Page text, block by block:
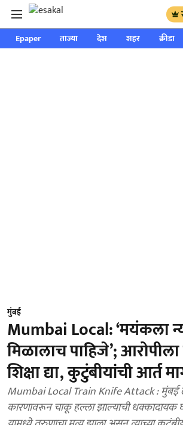
Epaper ताज्या देश शहर क्रीडा
मुंबई
Mumbai Local: ‘मयंकला
मिळालाच पाहिजे’;
शिक्षा द्या, कुटुंबीयांची आर्त
Mumbai Local Train Knife Attack :
कारणावरून चाकू हल्ला झाल्याची धक्कादायक